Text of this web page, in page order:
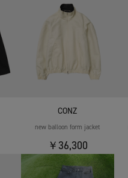
CONZ
new balloon form jacket
￥36,300